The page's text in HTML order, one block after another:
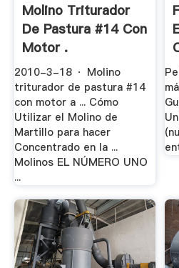
Molino Triturador
De Pastura #14 Con
Motor .
2010-3-18 · Molino
triturador de pastura #14
con motor a ... Cómo
Utilizar el Molino de
Martillo para hacer
Concentrado en la ...
Molinos EL NÚMERO UNO
...